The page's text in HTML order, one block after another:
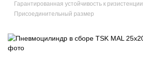
Гарантированная устойчивость к ризистенции
Присоединительный размер